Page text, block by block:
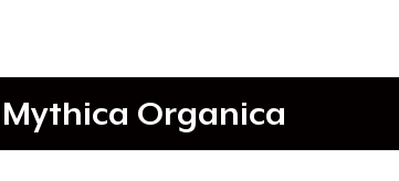
Mythica Organica